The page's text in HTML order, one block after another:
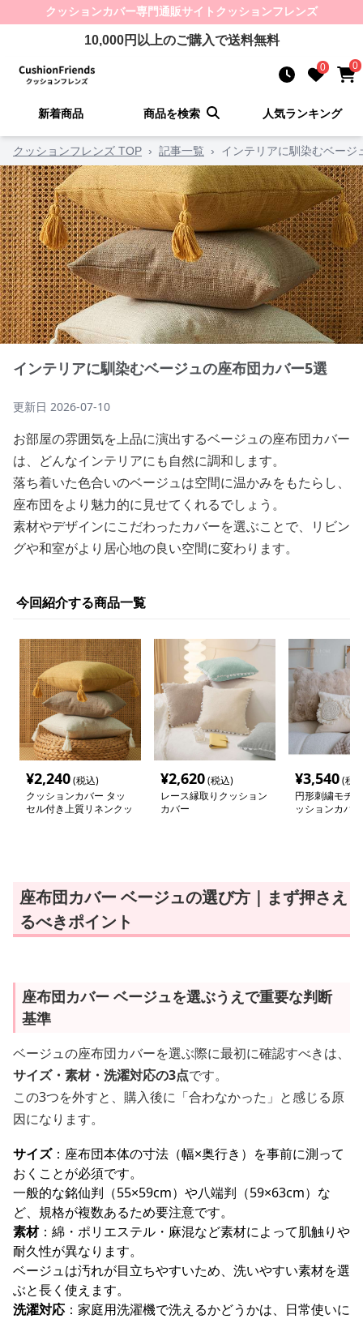
クッションカバー専門通販サイト クッションフレンズ
10,000円以上のご購入で送料無料
0 0
新着商品 商品を検索 人気ランキング
クッションフレンズ TOP › 記事一覧 › インテリアに馴染むベージ
インテリアに馴染むベージュの座布団カバー5選
更新日 2026-07-10
お部屋の雰囲気を上品に演出するベージュの座布団カバー
は、どんなインテリアにも自然に調和します。
落ち着いた色合いのベージュは空間に温かみをもたらし、
座布団をより魅力的に見せてくれるでしょう。
素材やデザインにこだわったカバーを選ぶことで、リビン
グや和室がより居心地の良い空間に変わります。
今回紹介する商品一覧
¥2,240(税込)
クッションカバー タッ
セル付き上質リネンクッ
¥2,620(税込)
レース縁取りクッション
カバー
¥3,540(税
円形刺繍モチ
ッションカバー
座布団カバー ベージュの選び方｜まず押さえ
るべきポイント
座布団カバー ベージュを選ぶうえで重要な判断
基準
ベージュの座布団カバーを選ぶ際に最初に確認すべきは、
サイズ・素材・洗濯対応の3点です。
この3つを外すと、購入後に「合わなかった」と感じる原
因になります。
サイズ：座布団本体の寸法（幅×奥行き）を事前に測って
おくことが必須です。
一般的な銘仙判（55×59cm）や八端判（59×63cm）な
ど、規格が複数あるため要注意です。
素材：綿・ポリエステル・麻混など素材によって肌触りや
耐久性が異なります。
ベージュは汚れが目立ちやすいため、洗いやすい素材を選
ぶと長く使えます。
洗濯対応 ：家庭用洗濯機で洗えるかどうかは、日常使いに